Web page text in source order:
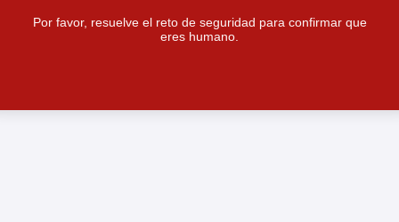
Por favor, resuelve el reto de seguridad para confirmar que
eres humano.